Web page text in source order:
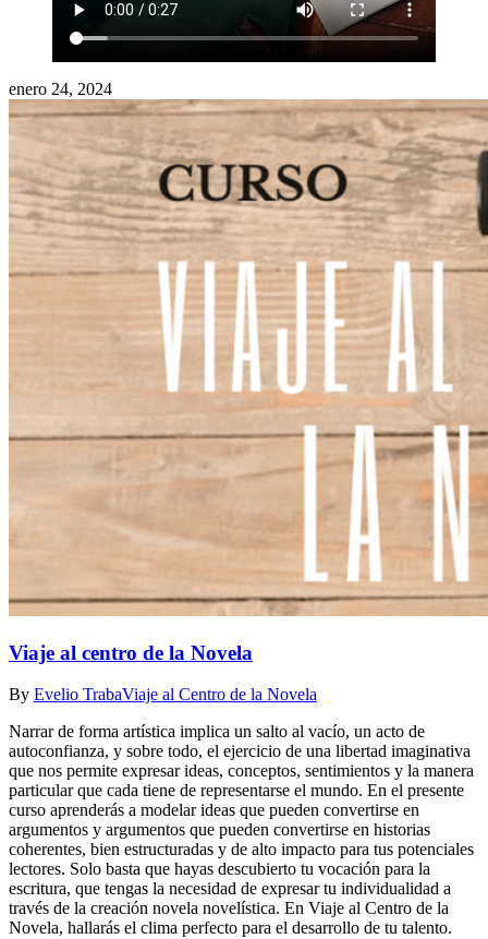
enero 24, 2024
Viaje al centro de la Novela
By Evelio TrabaViaje al Centro de la Novela
Narrar de forma artística implica un salto al vacío, un acto de
autoconfianza, y sobre todo, el ejercicio de una libertad imaginativa
que nos permite expresar ideas, conceptos, sentimientos y la manera
particular que cada tiene de representarse el mundo. En el presente
curso aprenderás a modelar ideas que pueden convertirse en
argumentos y argumentos que pueden convertirse en historias
coherentes, bien estructuradas y de alto impacto para tus potenciales
lectores. Solo basta que hayas descubierto tu vocación para la
escritura, que tengas la necesidad de expresar tu individualidad a
través de la creación novela novelística. En Viaje al Centro de la
Novela, hallarás el clima perfecto para el desarrollo de tu talento.